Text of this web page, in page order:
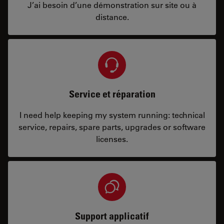
J’ai besoin d’une démonstration sur site ou à
distance.
Service et réparation
I need help keeping my system running: technical
service, repairs, spare parts, upgrades or software
licenses.
Support applicatif